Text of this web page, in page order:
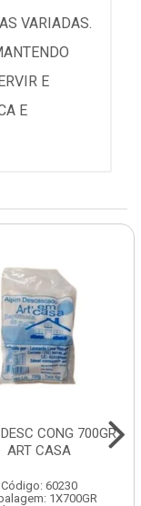
VARIADAS.
E
E
CONG 700GR
ART CASA
Código: 60230
1X700GR